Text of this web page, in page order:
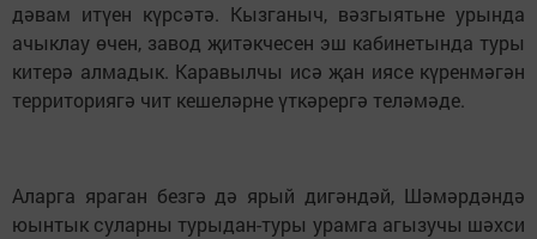
дәвам итүен күрсәтә. Кызганыч, вәзгыятьне урында
ачыклау өчен, завод җитәкчесен эш кабинетында туры
китерә алмадык. Каравылчы исә җан иясе күренмәгән
территориягә чит кешеләрне үткәрергә теләмәде.
Аларга яраган безгә дә ярый дигәндәй, Шәмәрдәндә
юынтык суларны турыдан-туры урамга агызучы шәхси